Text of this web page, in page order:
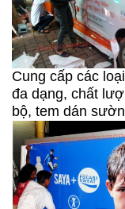
Cung cấp các
đa dạng, chất
bộ, tem dán